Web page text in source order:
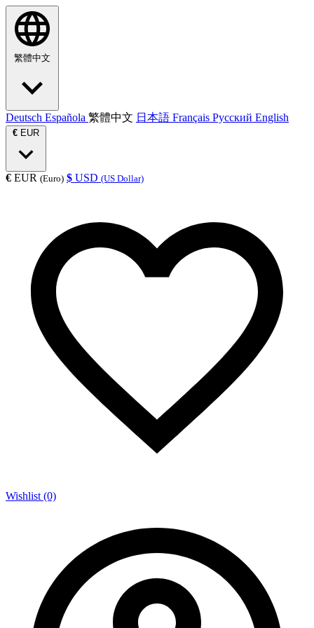
繁體中文
Deutsch Española 繁體中文 日本語 Français Русский English
€ EUR
€ EUR (Euro) $ USD (US Dollar)
Wishlist (0)